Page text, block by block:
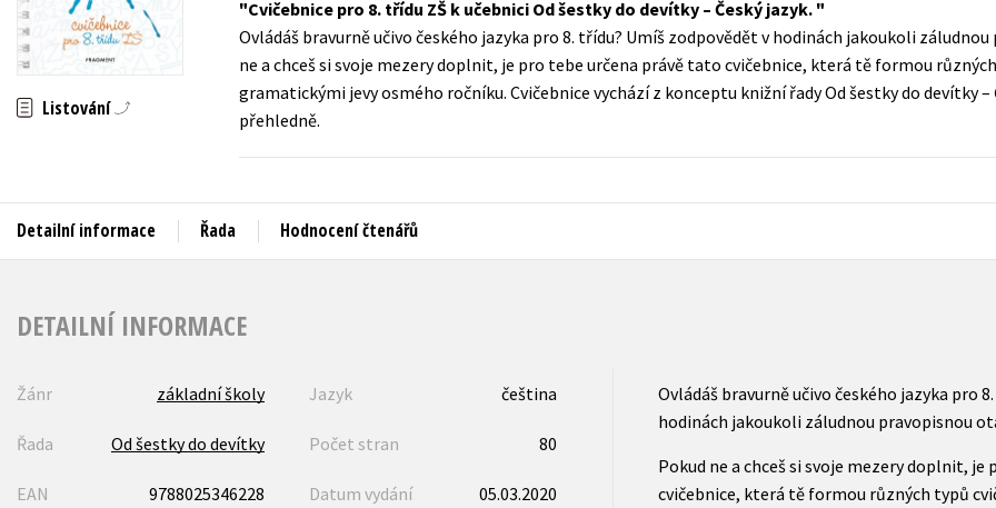
Auto - moto
Beletrie pro děti
Jazyky
Kalendáře
Kariéra a osobní rozvoj
Populárně - naučná pro dospělé
Populárně - naučné pro děti
Předškoláci
Young adult (SK)
Zahraniční literatura
Listování
Cvičebnice pro 8. třídu ZŠ k učebnici Od šestky do devítky – Český jazyk.
Ovládáš bravurně učivo českého jazyka pro 8. třídu? Umíš zodpovědět v hodinách jakoukoli
ne a chceš si svoje mezery doplnit, je pro tebe určena právě tato cvičebnice, která tě formou
gramatickými jevy osmého ročníku. Cvičebnice vychází z konceptu knižní řady Od šestky do devítky –
přehledně.
Detailní informace Řada Hodnocení čtenářů
DETAILNÍ INFORMACE
Žánr základní školy Jazyk čeština
Řada Od šestky do devítky Počet stran 80
EAN 9788025346228 Datum vydání 05.03.2020
Ovládáš bravurně učivo českého jazyka pro
hodinách jakoukoli záludnou pravopisnou
Pokud ne a chceš si svoje mezery doplnit,
cvičebnice, která tě formou různých typů